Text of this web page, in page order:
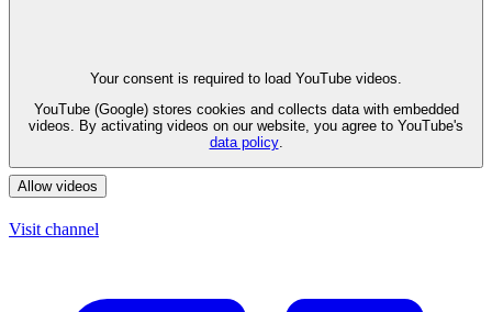
Your consent is required to load YouTube videos.
YouTube (Google) stores cookies and collects data with embedded
videos. By activating videos on our website, you agree to YouTube's
data policy.
Allow videos
Visit channel